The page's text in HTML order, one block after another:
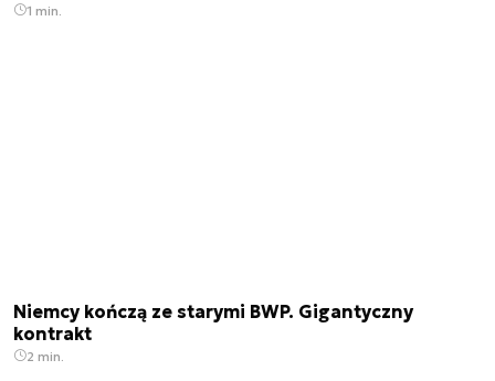
1 min.
Niemcy kończą ze starymi BWP. Gigantyczny
kontrakt
2 min.